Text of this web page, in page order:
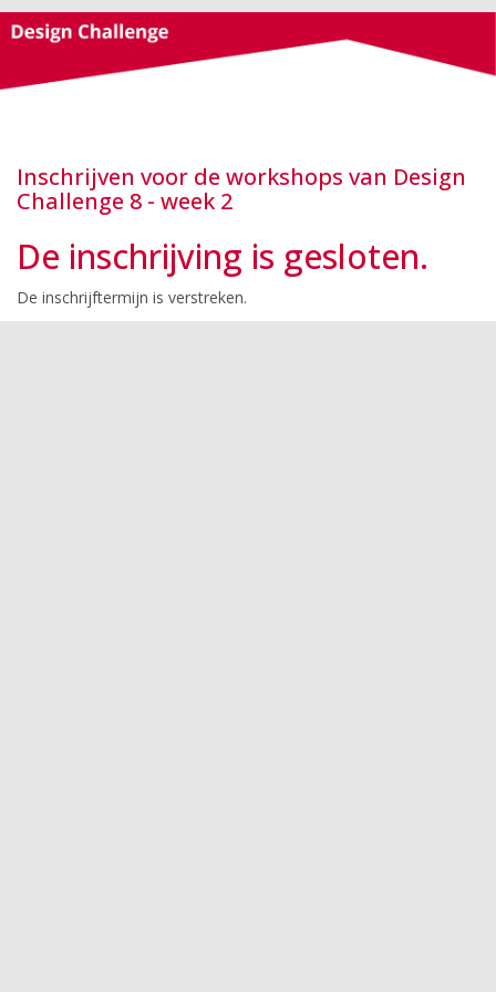
Inschrijven voor de workshops van Design
Challenge 8 - week 2
De inschrijving is gesloten.
De inschrijftermijn is verstreken.